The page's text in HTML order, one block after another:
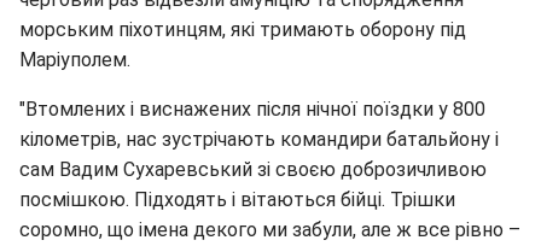
морським піхотинцям, які тримають оборону під
Маріуполем.
"Втомлених і виснажених після нічної поїздки у 800
кілометрів, нас зустрічають командири батальйону і
сам Вадим Сухаревський зі своєю доброзичливою
посмішкою. Підходять і вітаються бійці. Трішки
соромно, що імена декого ми забули, але ж все рівно –